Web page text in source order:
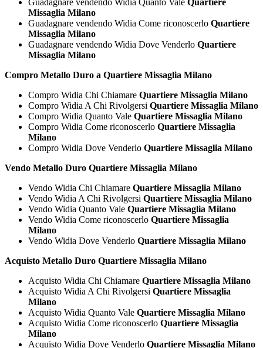
Missaglia Milano
Guadagnare vendendo Widia Come riconoscerlo Quartiere
Missaglia Milano
Guadagnare vendendo Widia Dove Venderlo Quartiere
Missaglia Milano
Compro Metallo Duro a Quartiere Missaglia Milano
Compro Widia Chi Chiamare Quartiere Missaglia Milano
Compro Widia A Chi Rivolgersi Quartiere Missaglia Milano
Compro Widia Quanto Vale Quartiere Missaglia Milano
Compro Widia Come riconoscerlo Quartiere Missaglia
Milano
Compro Widia Dove Venderlo Quartiere Missaglia Milano
Vendo Metallo Duro Quartiere Missaglia Milano
Vendo Widia Chi Chiamare Quartiere Missaglia Milano
Vendo Widia A Chi Rivolgersi Quartiere Missaglia Milano
Vendo Widia Quanto Vale Quartiere Missaglia Milano
Vendo Widia Come riconoscerlo Quartiere Missaglia
Milano
Vendo Widia Dove Venderlo Quartiere Missaglia Milano
Acquisto Metallo Duro Quartiere Missaglia Milano
Acquisto Widia Chi Chiamare Quartiere Missaglia Milano
Acquisto Widia A Chi Rivolgersi Quartiere Missaglia
Milano
Acquisto Widia Quanto Vale Quartiere Missaglia Milano
Acquisto Widia Come riconoscerlo Quartiere Missaglia
Milano
Acquisto Widia Dove Venderlo Quartiere Missaglia Milano